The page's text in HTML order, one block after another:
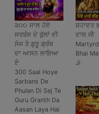
੩੦੦ ਸਾਲ ਹੋਏ
ਸਰਬੰਸ ਦੇ ਫੁੱਲਾਂ ਦੀ
ਸੇਜ ਤੇ ਗੁਰੂ ਗ੍ਰੰਥ
ਦਾ ਆਸਨ ਲਾਇਆ
ਏ
300 Saal Hoye
Sarbans De
Phulan Di Sej Te
Guru Granth Da
Aasan Laya Hai
ਸ਼ਹਾਦਤ
ਦਾਸ ਜੀ
Bhai
Ji